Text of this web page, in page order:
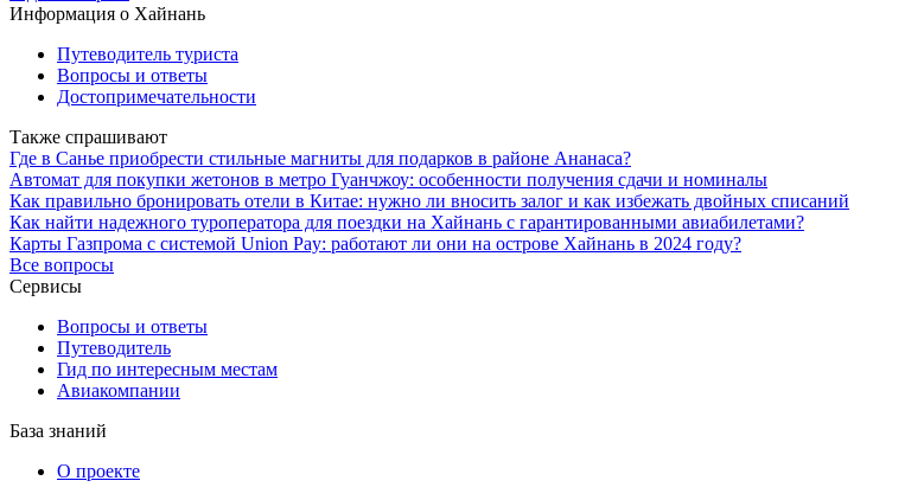
Информация о Хайнань
Путеводитель туриста
Вопросы и ответы
Достопримечательности
Также спрашивают
Где в Санье приобрести стильные магниты для подарков в районе Ананаса?
Автомат для покупки жетонов в метро Гуанчжоу: особенности получения сдачи и номиналы
Как правильно бронировать отели в Китае: нужно ли вносить залог и как избежать двойных списаний
Как найти надежного туроператора для поездки на Хайнань с гарантированными авиабилетами?
Карты Газпрома с системой Union Pay: работают ли они на острове Хайнань в 2024 году?
Все вопросы
Сервисы
Вопросы и ответы
Путеводитель
Гид по интересным местам
Авиакомпании
База знаний
О проекте